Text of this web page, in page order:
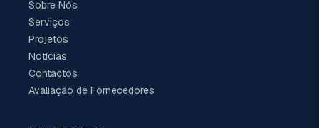
Sobre Nós
Serviços
Projetos
Notícias
Contactos
Avaliação de Fornecedores